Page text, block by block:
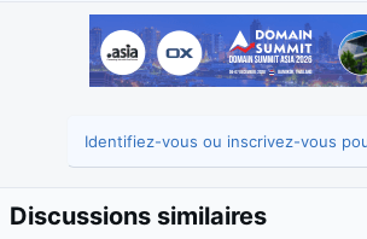
Identifiez-vous ou inscrivez-vous
Discussions similaires